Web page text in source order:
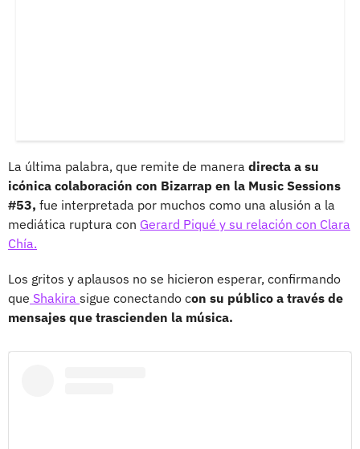
La última palabra, que remite de manera directa a su
icónica colaboración con Bizarrap en la Music Sessions
#53, fue interpretada por muchos como una alusión a la
mediática ruptura con Gerard Piqué y su relación con Clara
Chía.
Los gritos y aplausos no se hicieron esperar, confirmando
que Shakira sigue conectando con su público a través de
mensajes que trascienden la música.